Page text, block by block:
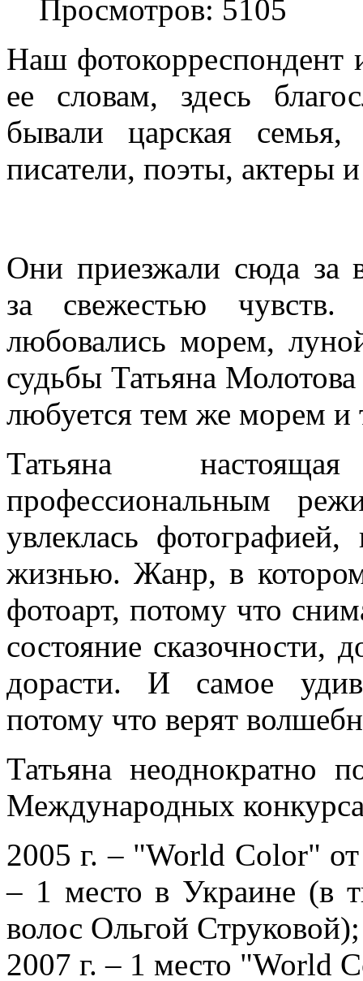
Просмотров: 5105
Наш
ее словам, здесь
бывали царская семья,
писатели, поэты, актеры
Они приезжали сюда за
за свежестью
любовались морем,
судьбы Татьяна
любуется тем же морем и
Татьяна
профессиональным
увлеклась
жизнью. Жанр, в
фотоарт, потому что
состояние сказочности,
дорасти. И самое
потому что верят
Татьяна неоднократно
Международных
2005 г. – "World Color"
– 1 место в Украине (в
волос Ольгой Струковой);
2007 г. – 1 место "World